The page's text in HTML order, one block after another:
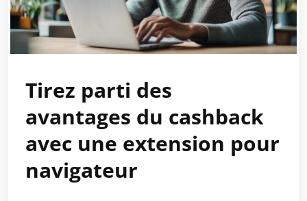
Tirez parti des
avantages du cashback
avec une extension pour
navigateur